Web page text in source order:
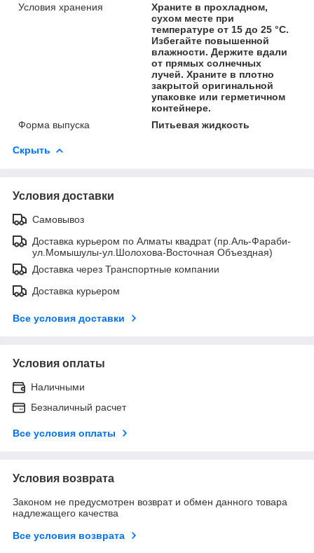
Условия хранения
Храните в прохладном,
сухом месте при
температуре от 15 до 25 °С.
Избегайте повышенной
влажности. Держите вдали
от прямых солнечных
лучей. Храните в плотно
закрытой оригинальной
упаковке или герметичном
контейнере.
Форма выпуска
Питьевая жидкость
Скрыть
Условия доставки
Самовывоз
Доставка курьером по Алматы квадрат (пр.Аль-Фараби-
ул.Момышулы-ул.Шолохова-Восточная Объездная)
Доставка через Транспортные компании
Доставка курьером
Все условия доставки
Условия оплаты
Наличными
Безналичный расчет
Все условия оплаты
Условия возврата
Законом не предусмотрен возврат и обмен данного товара
надлежащего качества
Все условия возврата